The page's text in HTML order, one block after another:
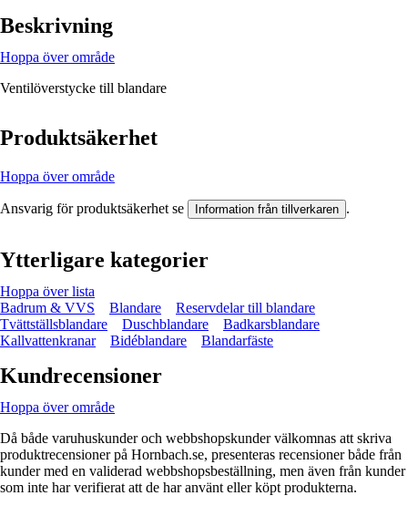
Beskrivning
Hoppa över område
Ventilöverstycke till blandare
Produktsäkerhet
Hoppa över område
Ansvarig för produktsäkerhet se Information från tillverkaren .
Ytterligare kategorier
Hoppa över lista
Badrum & VVS
Blandare
Reservdelar till blandare
Tvättställsblandare
Duschblandare
Badkarsblandare
Kallvattenkranar
Bidéblandare Blandarfäste
Kundrecensioner
Hoppa över område
Då både varuhuskunder och webbshopskunder välkomnas att skriva
produktrecensioner på Hornbach.se, presenteras recensioner både från
kunder med en validerad webbshopsbeställning, men även från kunder
som inte har verifierat att de har använt eller köpt produkterna.